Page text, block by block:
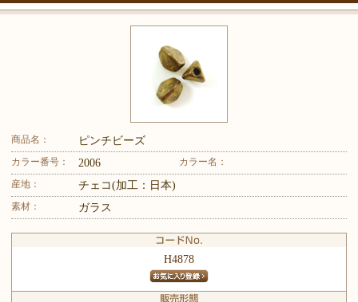
商品名： ピンチビーズ
カラー番号： 2006
カラー名：
産地：
チェコ(加工：日本)
素材： ガラス
H4878